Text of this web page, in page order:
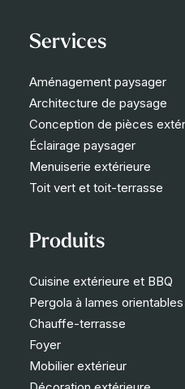
Services
Aménagement paysager
Architecture de paysage
Conception de pièces
Éclairage paysager
Menuiserie extérieure
Toit vert et toit-terrasse
Produits
Cuisine extérieure et BBQ
Pergola à lames orientables
Chauffe-terrasse
Foyer
Mobilier extérieur